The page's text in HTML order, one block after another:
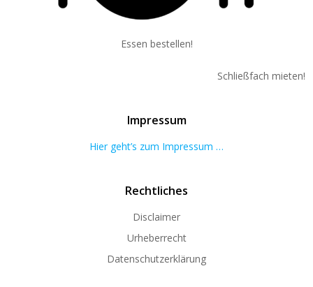
Essen bestellen!
Schließfach mieten!
Impressum
Hier geht’s zum Impressum …
Rechtliches
Disclaimer
Urheberrecht
Datenschutzerklärung